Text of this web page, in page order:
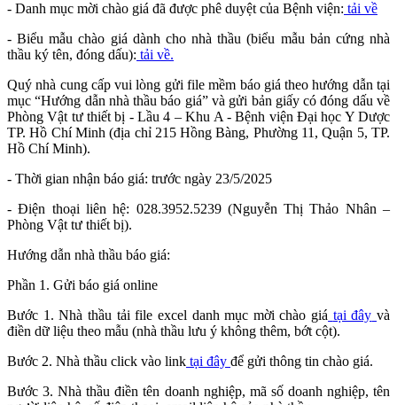
- Danh mục mời chào giá đã được phê duyệt của Bệnh viện: tải về
- Biểu mẫu chào giá dành cho nhà thầu (biểu mẫu bản cứng nhà
thầu ký tên, đóng dấu): tải về.
Quý nhà cung cấp vui lòng gửi file mềm báo giá theo hướng dẫn tại
mục “Hướng dẫn nhà thầu báo giá” và gửi bản giấy có đóng dấu về
Phòng Vật tư thiết bị - Lầu 4 – Khu A - Bệnh viện Đại học Y Dược
TP. Hồ Chí Minh (địa chỉ 215 Hồng Bàng, Phường 11, Quận 5, TP.
Hồ Chí Minh).
- Thời gian nhận báo giá: trước ngày 23/5/2025
- Điện thoại liên hệ: 028.3952.5239 (Nguyễn Thị Thảo Nhân –
Phòng Vật tư thiết bị).
Hướng dẫn nhà thầu báo giá:
Phần 1. Gửi báo giá online
Bước 1. Nhà thầu tải file excel danh mục mời chào giá tại đây và
điền dữ liệu theo mẫu (nhà thầu lưu ý không thêm, bớt cột).
Bước 2. Nhà thầu click vào link tại đây để gửi thông tin chào giá.
Bước 3. Nhà thầu điền tên doanh nghiệp, mã số doanh nghiệp, tên